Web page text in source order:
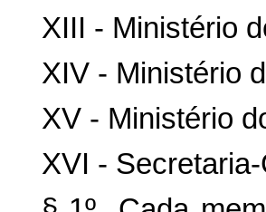
XIII - Ministério
XIV - Ministério
XV - Ministério
XVI -